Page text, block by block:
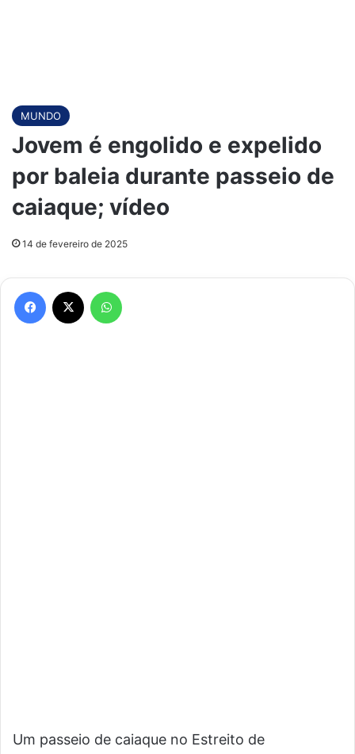
MUNDO
Jovem é engolido e expelido
por baleia durante passeio de
caiaque; vídeo
14 de fevereiro de 2025
Facebook
Um passeio de caiaque no Estreito de